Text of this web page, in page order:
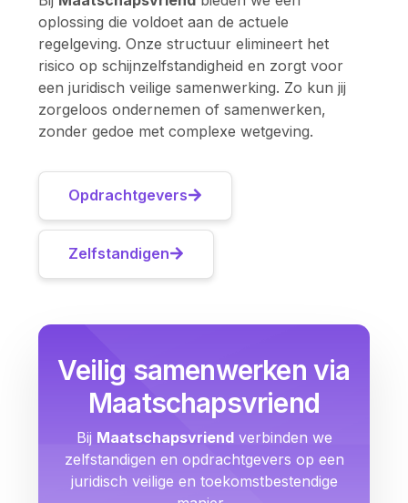
oplossing die voldoet aan de actuele
regelgeving. Onze structuur elimineert het
risico op schijnzelfstandigheid en zorgt voor
een juridisch veilige samenwerking. Zo kun jij
zorgeloos ondernemen of samenwerken,
zonder gedoe met complexe wetgeving.
Opdrachtgevers
Zelfstandigen
Veilig samenwerken via
Maatschapsvriend
Bij Maatschapsvriendverbinden we
zelfstandigen en opdrachtgevers op een
juridisch veilige en toekomstbestendige